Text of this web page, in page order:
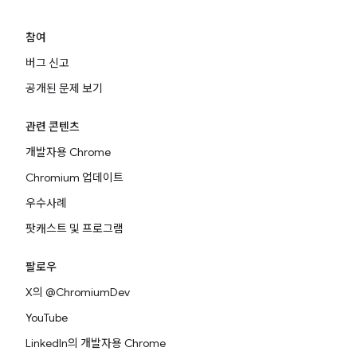
참여
버그 신고
공개된 문제 보기
관련 콘텐츠
개발자용 Chrome
Chromium 업데이트
우수사례
팟캐스트 및 프로그램
팔로우
X의 @ChromiumDev
YouTube
LinkedIn의 개발자용 Chrome